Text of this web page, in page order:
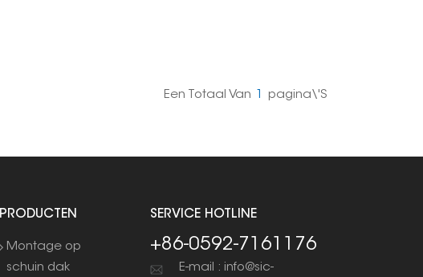
Een Totaal Van 1 Pagina\'s
PRODUCTEN
Montage op
schuin dak
SERVICE HOTLINE
+86-0592-7161176
E-mail : info@sic-